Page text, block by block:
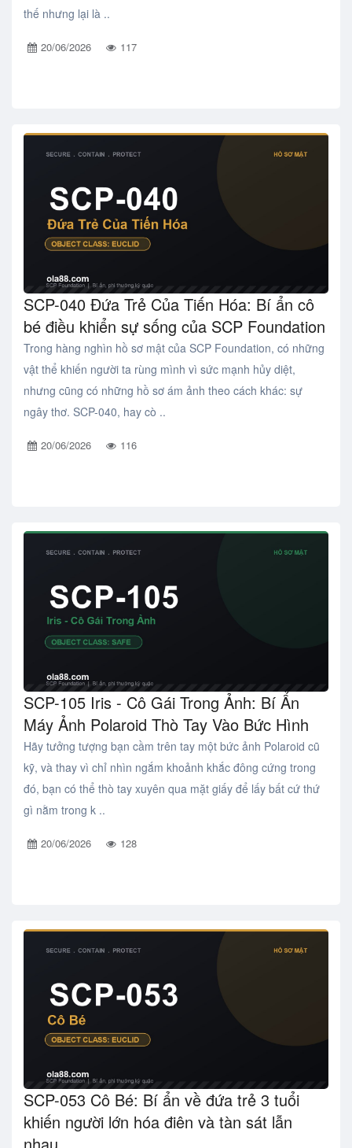
thế nhưng lại là ..
20/06/2026 117
SCP-040 Đứa Trẻ Của Tiến Hóa: Bí ẩn cô
bé điều khiển sự sống của SCP Foundation
Trong hàng nghìn hồ sơ mật của SCP Foundation, có những
vật thể khiến người ta rùng mình vì sức mạnh hủy diệt,
nhưng cũng có những hồ sơ ám ảnh theo cách khác: sự
ngây thơ. SCP-040, hay cò ..
20/06/2026 116
SCP-105 Iris - Cô Gái Trong Ảnh: Bí Ẩn
Máy Ảnh Polaroid Thò Tay Vào Bức Hình
Hãy tưởng tượng bạn cầm trên tay một bức ảnh Polaroid cũ
kỹ, và thay vì chỉ nhìn ngắm khoảnh khắc đông cứng trong
đó, bạn có thể thò tay xuyên qua mặt giấy để lấy bất cứ thứ
gì nằm trong k ..
20/06/2026 128
SCP-053 Cô Bé: Bí ẩn về đứa trẻ 3 tuổi
khiến người lớn hóa điên và tàn sát lẫn